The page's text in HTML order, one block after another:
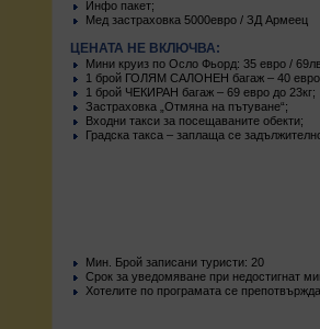
Инфо пакет;
Мед застраховка 5000евро / ЗД Армеец
ЦЕНАТА НЕ ВКЛЮЧВА:
Мини круиз по Осло Фьорд: 35 евро /
1 брой ГОЛЯМ САЛОНЕН багаж – 40
1 брой ЧЕКИРАН багаж – 69 евро до 23кг;
Застраховка „Отмяна на пътуване“;
Входни такси за посещаваните обекти;
Градска такса – заплаща се
Mин. Брой записани туристи: 20
Срок за уведомяване при недостигнат
Хотелите по програмата се